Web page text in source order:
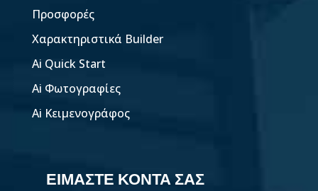
Προσφορές
Χαρακτηριστικά Builder
Ai Quick Start
Ai Φωτογραφίες
Ai Κειμενογράφος
ΕΙΜΑΣΤΕ ΚΟΝΤΑ ΣΑΣ